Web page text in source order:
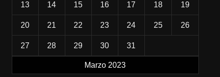
Marzo 2023
13 14 15 16 17 18 19
20 21 22 23 24 25 26
27 28 29 30 31